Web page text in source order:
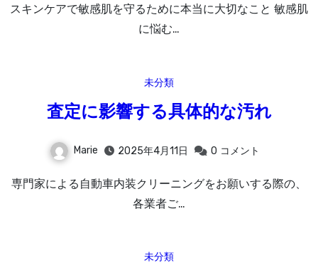
スキンケアで敏感肌を守るために本当に大切なこと 敏感肌
に悩む…
未分類
査定に影響する具体的な汚れ
Marie 2025年4月11日 0 コメント
専門家による自動車内装クリーニングをお願いする際の、
各業者ご…
未分類